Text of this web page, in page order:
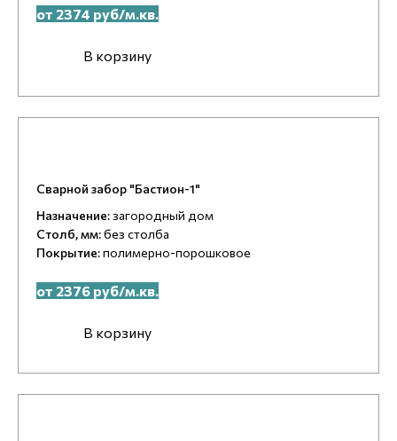
от 2374 руб/м.кв.
В корзину
Сварной забор "Бастион-1"
Назначение:загородный дом
Столб, мм:без столба
Покрытие:полимерно-порошковое
от 2376 руб/м.кв.
В корзину